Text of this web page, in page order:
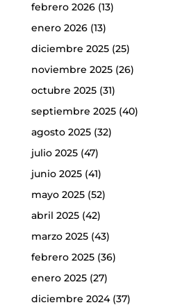
febrero 2026(13)
enero 2026(13)
diciembre 2025(25)
noviembre 2025(26)
octubre 2025(31)
septiembre 2025(40)
agosto 2025(32)
julio 2025(47)
junio 2025(41)
mayo 2025(52)
abril 2025(42)
marzo 2025(43)
febrero 2025(36)
enero 2025(27)
diciembre 2024(37)